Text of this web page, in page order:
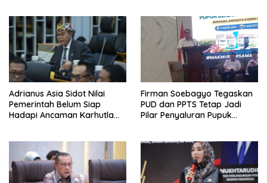
Adrianus Asia Sidot Nilai
Pemerintah Belum Siap
Hadapi Ancaman Karhutla
Firman Soebagyo Tegaskan
PUD dan PPTS Tetap Jadi
Pilar Penyaluran Pupuk